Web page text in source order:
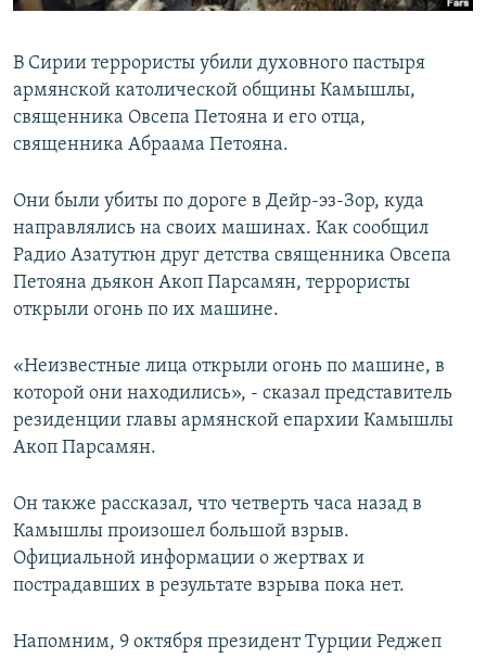
В Сирии террористы убили духовного пастыря
армянской католической общины Камышлы,
священника Овсепа Петояна и его отца,
священника Абраама Петояна.
Они были убиты по дороге в Дейр-эз-Зор, куда
направлялись на своих машинах. Как сообщил
Радио Азатутюн друг детства священника Овсепа
Петояна дьякон Акоп Парсамян, террористы
открыли огонь по их машине.
«Неизвестные лица открыли огонь по машине, в
которой они находились», - сказал представитель
резиденции главы армянской епархии Камышлы
Акоп Парсамян.
Он также рассказал, что четверть часа назад в
Камышлы произошел большой взрыв.
Официальной информации о жертвах и
пострадавших в результате взрыва пока нет.
Напомним, 9 октября президент Турции Реджеп